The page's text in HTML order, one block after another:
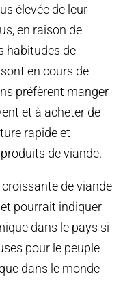
élevée de leur
en raison de
habitudes de
en cours de
préfèrent manger
et à acheter de
rapide et
de viande.
de viande
pourrait indiquer
dans le pays si
pour le peuple
dans le monde